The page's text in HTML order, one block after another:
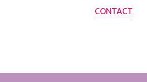
CONTACT